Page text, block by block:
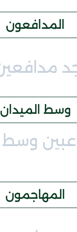
المدافعون
وسط الميدان
المهاجمون